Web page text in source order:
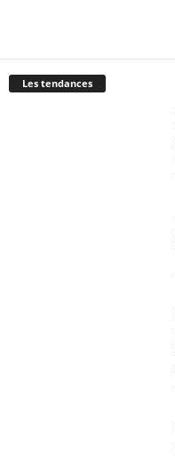
Les tendances